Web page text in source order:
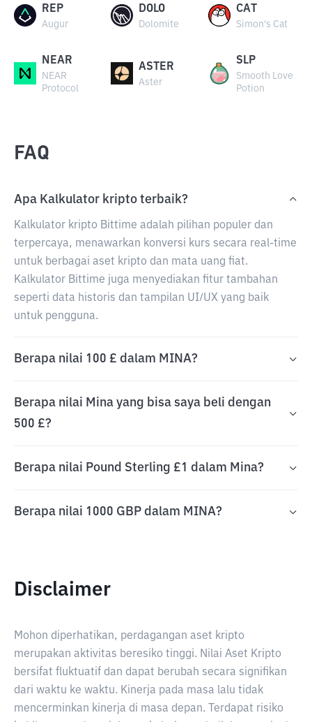
REP
Augur
DOLO
Dolomite
CAT
Simon's Cat
NEAR
NEAR
Protocol
ASTER
Aster
SLP
Smooth Love
Potion
FAQ
Apa Kalkulator kripto terbaik?
Kalkulator kripto Bittime adalah pilihan populer dan
terpercaya, menawarkan konversi kurs secara real-time
untuk berbagai aset kripto dan mata uang fiat.
Kalkulator Bittime juga menyediakan fitur tambahan
seperti data historis dan tampilan UI/UX yang baik
untuk pengguna.
Berapa nilai 100 £ dalam MINA?
Berapa nilai Mina yang bisa saya beli dengan
500 £?
Berapa nilai Pound Sterling £1 dalam Mina?
Berapa nilai 1000 GBP dalam MINA?
Disclaimer
Mohon diperhatikan, perdagangan aset kripto
merupakan aktivitas beresiko tinggi. Nilai Aset Kripto
bersifat fluktuatif dan dapat berubah secara signifikan
dari waktu ke waktu. Kinerja pada masa lalu tidak
mencerminkan kinerja di masa depan. Terdapat risiko